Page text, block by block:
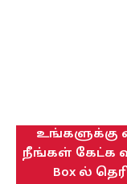
உங்களுக்கு
நீங்கள் கேட்க
Box ல்